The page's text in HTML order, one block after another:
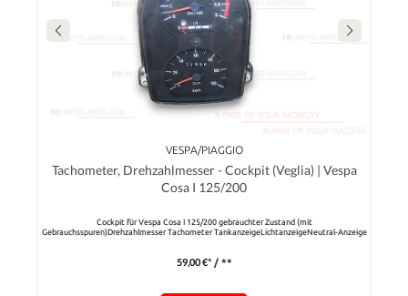
VESPA/PIAGGIO
Tachometer, Drehzahlmesser - Cockpit (Veglia) | Vespa
Cosa I 125/200
Cockpit für Vespa Cosa I 125/200 gebrauchter Zustand (mit
Gebrauchsspuren)Drehzahlmesser Tachometer TankanzeigeLichtanzeigeNeutral-Anzeige
59,00 €* / **